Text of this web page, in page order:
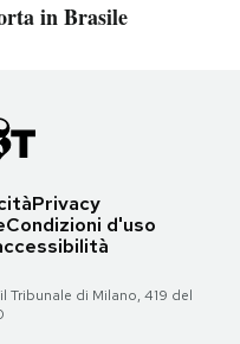
in Brasile
Privacy
Condizioni d'uso
Tribunale di Milano, 419 del